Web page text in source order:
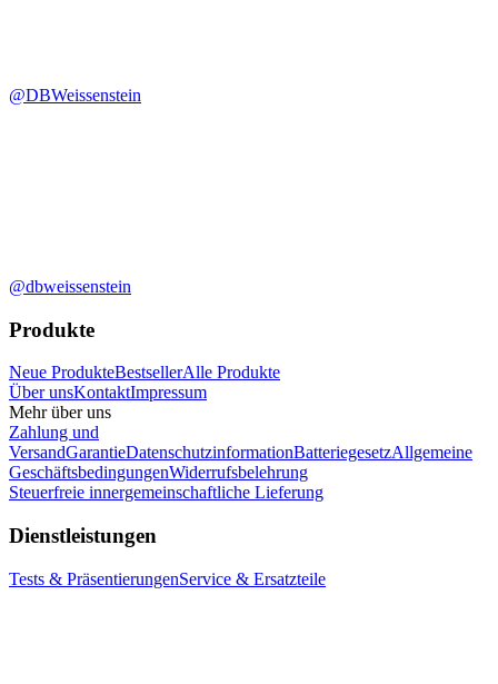
@DBWeissenstein
@dbweissenstein
Produkte
Neue ProdukteBestsellerAlle Produkte
Über unsKontaktImpressum
Mehr über uns
Zahlung und
VersandGarantieDatenschutzinformationBatteriegesetzAllgemeine
GeschäftsbedingungenWiderrufsbelehrung
Steuerfreie innergemeinschaftliche Lieferung
Dienstleistungen
Tests & PräsentierungenService & Ersatzteile